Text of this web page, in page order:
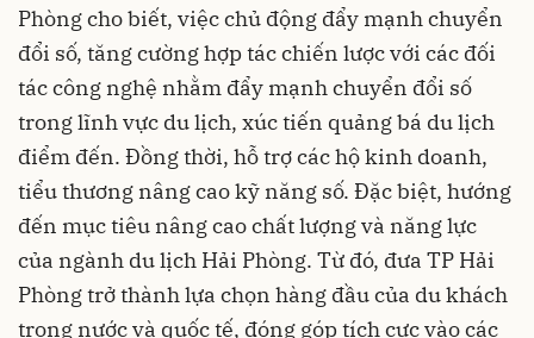
Phòng cho biết, việc chủ động đẩy mạnh chuyển
đổi số, tăng cường hợp tác chiến lược với các đối
tác công nghệ nhằm đẩy mạnh chuyển đổi số
trong lĩnh vực du lịch, xúc tiến quảng bá du lịch
điểm đến. Đồng thời, hỗ trợ các hộ kinh doanh,
tiểu thương nâng cao kỹ năng số. Đặc biệt, hướng
đến mục tiêu nâng cao chất lượng và năng lực
của ngành du lịch Hải Phòng. Từ đó, đưa TP Hải
Phòng trở thành lựa chọn hàng đầu của du khách
trong nước và quốc tế, đóng góp tích cực vào các